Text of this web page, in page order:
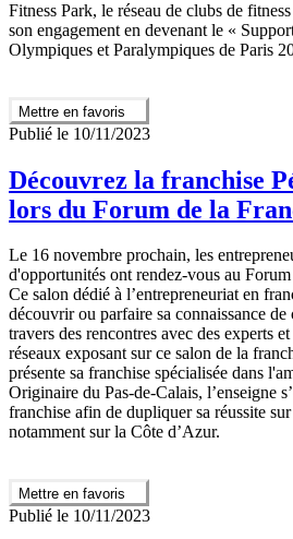
Fitness Park, le réseau de clubs de
son engagement en devenant le «
Olympiques et Paralympiques de Paris
Mettre en favoris
Publié le 10/11/2023
Découvrez la franchise
lors du Forum de la
Le 16 novembre prochain, les
d'opportunités ont rendez-vous au
Ce salon dédié à l’entrepreneuriat en
découvrir ou parfaire sa connaissance de
travers des rencontres avec des experts
réseaux exposant sur ce salon de la
présente sa franchise spécialisée dans
Originaire du Pas-de-Calais, l’enseigne
franchise afin de dupliquer sa réussite
notamment sur la Côte d’Azur.
Mettre en favoris
Publié le 10/11/2023